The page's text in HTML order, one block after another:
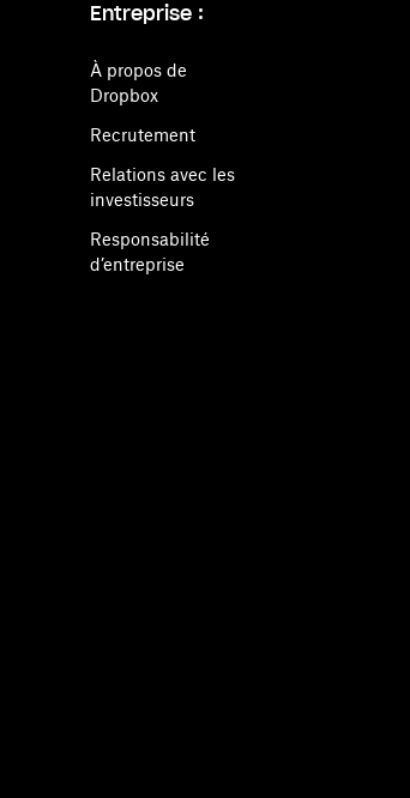
Entreprise :
À propos de
Dropbox
Recrutement
Relations avec les
investisseurs
Responsabilité
d’entreprise